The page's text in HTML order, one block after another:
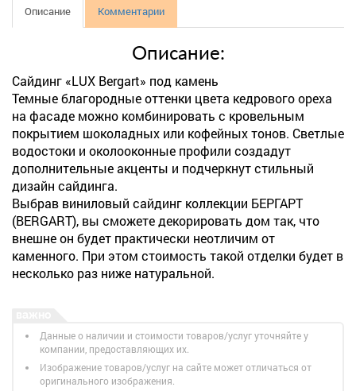
Описание Комментарии
Описание:
Сайдинг «LUX Bergart» под камень
Темные благородные оттенки цвета кедрового ореха
на фасаде можно комбинировать с кровельным
покрытием шоколадных или кофейных тонов. Светлые
водостоки и околооконные профили создадут
дополнительные акценты и подчеркнут стильный
дизайн сайдинга.
Выбрав виниловый сайдинг коллекции БЕРГАРТ
(BERGART), вы сможете декорировать дом так, что
внешне он будет практически неотличим от
каменного. При этом стоимость такой отделки будет в
несколько раз ниже натуральной.
Данные о наличии и стоимости товаров/услуг уточняйте у
компании, предоставляющих их.
Изображение товаров/услуг на сайте может отличаться от
оригинального изображения.